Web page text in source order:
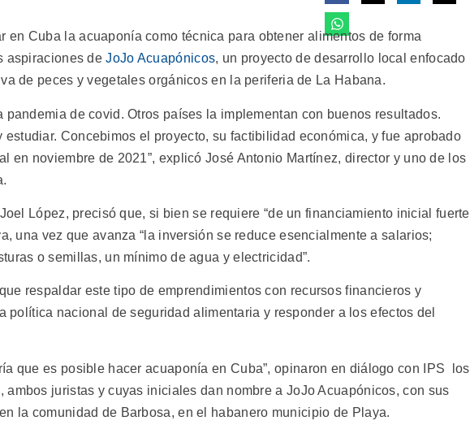
en Cuba la acuaponía como técnica para obtener alimentos de forma
aspiraciones deJoJo Acuapónicos, un proyecto de desarrollo local enfocado
de peces y vegetales orgánicos en la periferia de La Habana.
pandemia de covid. Otros países la implementan con buenos resultados.
estudiar. Concebimos el proyecto, su factibilidad económica, y fue aprobado
en noviembre de 2021”, explicó José Antonio Martínez, director y uno de los
López, precisó que, si bien se requiere “de un financiamiento inicial
una vez que avanza “la inversión se reduce esencialmente a salarios;
o semillas, un mínimo de agua y electricidad”.
respaldar este tipo de emprendimientos con recursos financieros y
política nacional de seguridad alimentaria y responder a los efectos del
que es posible hacer acuaponía en Cuba”, opinaron en diálogo con IPS los
ambos juristas y cuyas iniciales dan nombre a JoJo Acuapónicos, con sus
la comunidad de Barbosa, en el habanero municipio de Playa.